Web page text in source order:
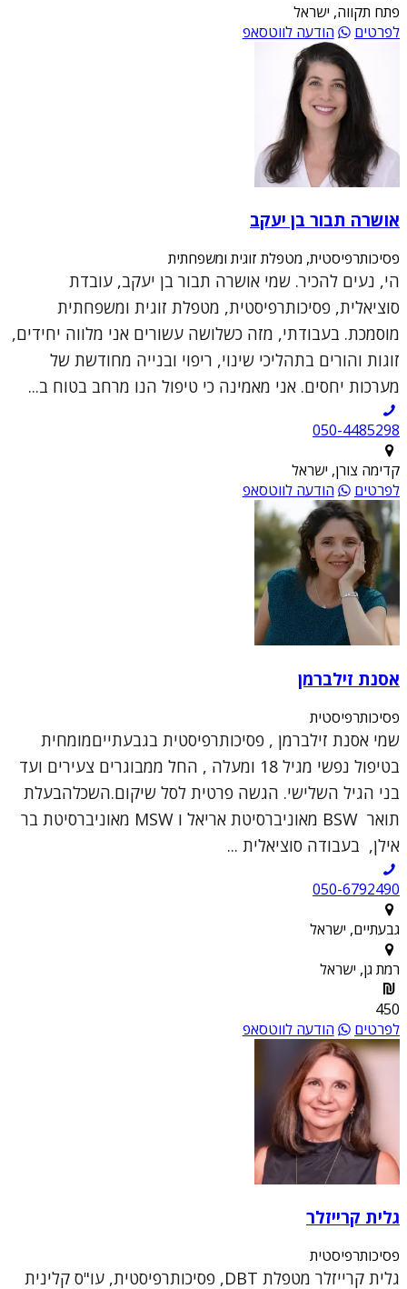
פתח תקווה, ישראל
לפרטים
הודעה לווטסאפ
אושרה תבור בן יעקב
פסיכותרפיסטית, מטפלת זוגית ומשפחתית
הי, נעים להכיר. שמי אושרה תבור בן יעקב, עובדת
סוציאלית, פסיכותרפיסטית, מטפלת זוגית ומשפחתית
מוסמכת. בעבודתי, מזה כשלושה עשורים אני מלווה יחידים,
זוגות והורים בתהליכי שינוי, ריפוי ובנייה מחודשת של
מערכות יחסים. אני מאמינה כי טיפול הנו מרחב בטוח ב...
050-4485298
קדימה צורן, ישראל
לפרטים
הודעה לווטסאפ
אסנת זילברמן
פסיכותרפיסטית
שמי אסנת זילברמן , פסיכותרפיסטית בגבעתייםמומחית
בטיפול נפשי מגיל 18 ומעלה , החל ממבוגרים צעירים ועד
בני הגיל השלישי. הגשה פרטית לסל שיקום.השכלהבעלת
תואר BSW מאוניברסיטת אריאל ו MSW מאוניברסיטת בר
אילן, בעבודה סוציאלית ...
050-6792490
גבעתיים, ישראל
רמת גן, ישראל
450
לפרטים
הודעה לווטסאפ
גלית קרייזלר
פסיכותרפיסטית
גלית קרייזלר מטפלת DBT, פסיכותרפיסטית, עו"ס קלינית